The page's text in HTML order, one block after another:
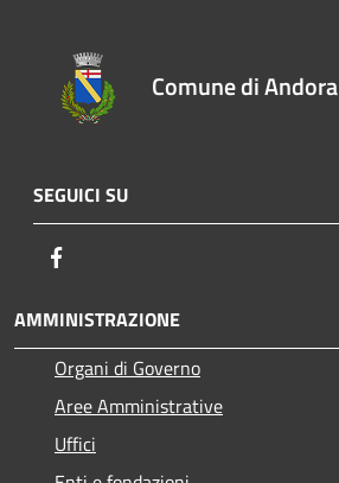
Comune di Andora
SEGUICI SU
AMMINISTRAZIONE
Organi di Governo
Aree Amministrative
Uffici